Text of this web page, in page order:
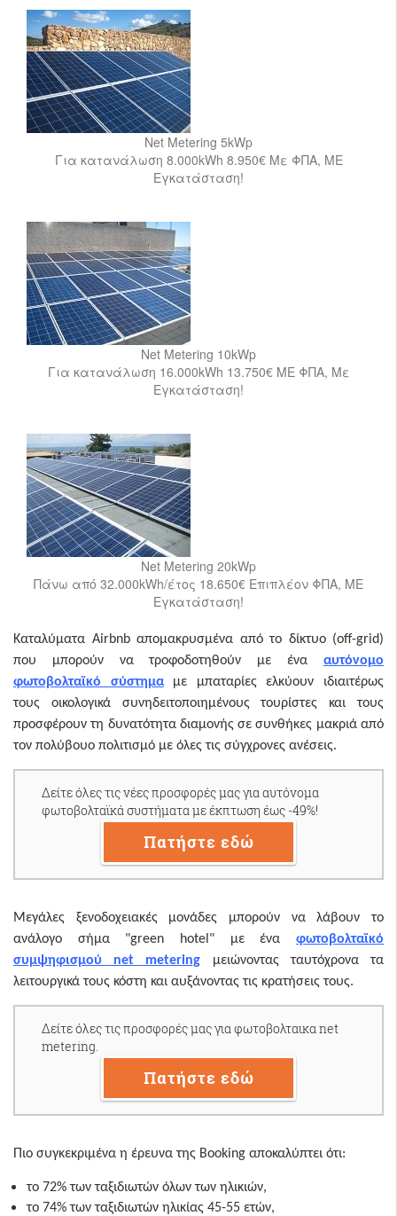
Net Metering 5kWp
Για κατανάλωση 8.000kWh 8.950€ Με ΦΠΑ, ΜΕ
Εγκατάσταση!
Net Metering 10kWp
Για κατανάλωση 16.000kWh 13.750€ ΜΕ ΦΠΑ, Με
Εγκατάσταση!
Net Metering 20kWp
Πάνω από 32.000kWh/έτος 18.650€ Επιπλέον ΦΠΑ, ΜΕ
Εγκατάσταση!
Καταλύματα Airbnb απομακρυσμένα από το δίκτυο (off-grid)
που μπορούν να τροφοδοτηθούν με ένα αυτόνομο
φωτοβολταϊκό σύστημαμε μπαταρίες ελκύουν ιδιαιτέρως
τους οικολογικά συνηδειτοποιημένους τουρίστες και τους
προσφέρουν τη δυνατότητα διαμονής σε συνθήκες μακριά από
τον πολύβουο πολιτισμό με όλες τις σύγχρονες ανέσεις.
Δείτε όλες τις νέες προσφορές μας για αυτόνομα
φωτοβολταϊκά συστήματα με έκπτωση έως -49%!
Πατήστε εδώ
Μεγάλες ξενοδοχειακές μονάδες μπορούν να λάβουν το
ανάλογο σήμα "green hotel" με ένα φωτοβολταϊκό
συμψηφισμού net metering μειώνοντας ταυτόχρονα τα
λειτουργικά τους κόστη και αυξάνοντας τις κρατήσεις τους.
Δείτε όλες τις προσφορές μας για φωτοβολταικα net
metering.
Πατήστε εδώ
Πιο συγκεκριμένα η έρευνα της Booking αποκαλύπτει ότι:
το 72% των ταξιδιωτών όλων των ηλικιών,
το 74% των ταξιδιωτών ηλικίας 45-55 ετών,